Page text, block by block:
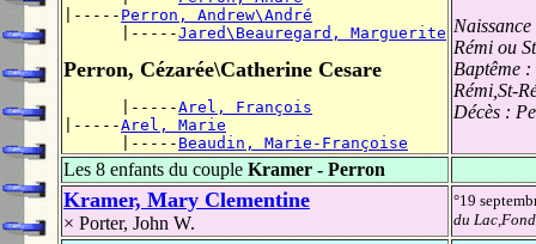
|----- Perron, Andrew\André
      |-----
Jared\Beauregard, Marguerite
Perron, Cézarée\Catherine Cesare
      |-----
Arel, François
|-----Arel, Marie
      |-----
Beaudin, Marie-Françoise
Rémi ou
Baptême :
Rémi,St-
Décès :
Les 8 enfants du couple Kramer - Perron
Kramer, Mary Clementine
× Porter, John W.
°19
du